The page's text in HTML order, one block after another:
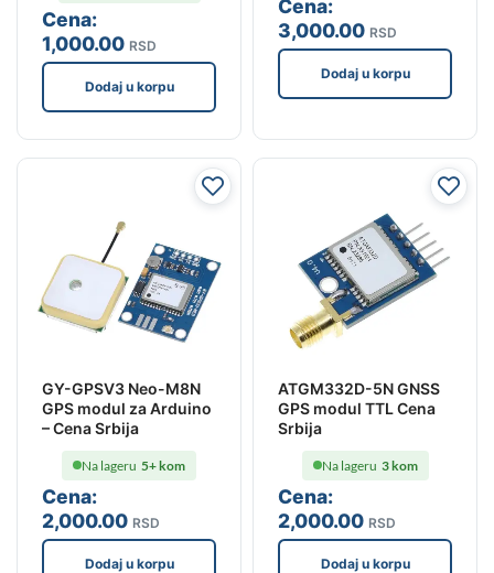
Cena:
1,000.00 RSD
Dodaj u korpu
Cena:
3,000.00 RSD
Dodaj u korpu
GY-GPSV3 Neo-M8N
GPS modul za Arduino
– Cena Srbija
Cena:
2,000.00 RSD
Na lageru 5+ kom
Dodaj u korpu
ATGM332D-5N GNSS
GPS modul TTL Cena
Srbija
Cena:
2,000.00 RSD
Na lageru 3 kom
Dodaj u korpu